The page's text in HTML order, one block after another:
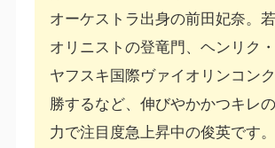
オーケストラ出身の前田妃奈。
オリニストの登竜門、ヘンリク
ヤフスキ国際ヴァイオリンコン
勝するなど、伸びやかかつキレ
力で注目度急上昇中の俊英です。